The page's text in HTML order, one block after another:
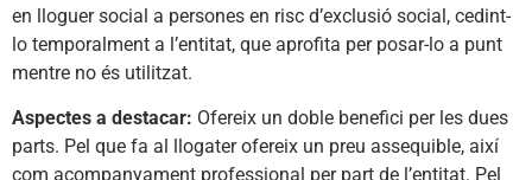
en lloguer social a persones en risc d’exclusió social, cedint-
lo temporalment a l’entitat, que aprofita per posar-lo a punt
mentre no és utilitzat.
Aspectes a destacar: Ofereix un doble benefici per les dues
parts. Pel que fa al llogater ofereix un preu assequible, així
com acompanyament professional per part de l’entitat. Pel